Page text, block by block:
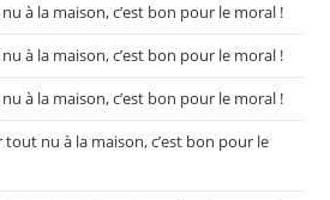
à la maison, c’est bon pour le moral !
à la maison, c’est bon pour le moral !
à la maison, c’est bon pour le moral !
tout nu à la maison, c’est bon pour le